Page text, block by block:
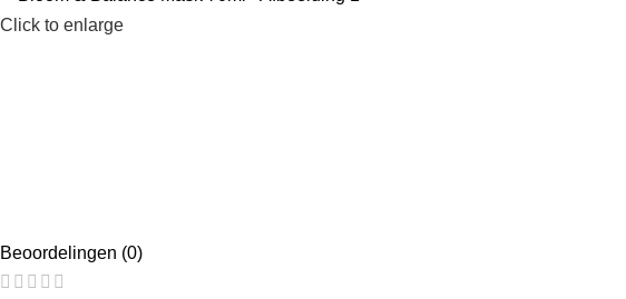
Click to enlarge
Beoordelingen (0)